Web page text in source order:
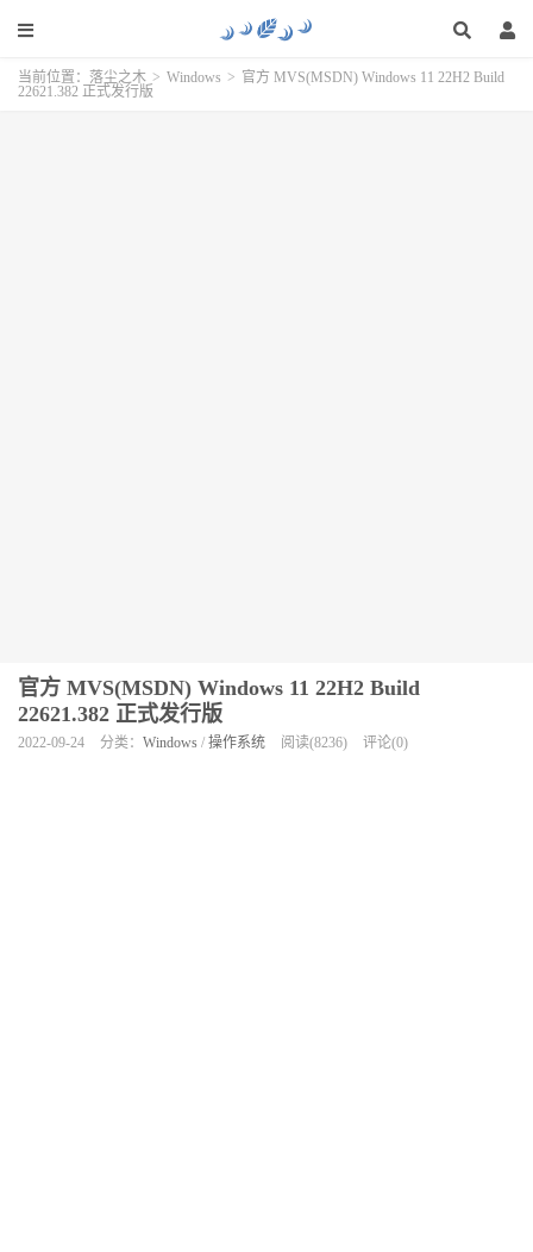
当前位置： 落尘之木 > Windows > 官方 MVS(MSDN) Windows 11 22H2 Build
22621.382 正式发行版
官方 MVS(MSDN) Windows 11 22H2 Build
22621.382 正式发行版
2022-09-24 分类： Windows / 操作系统 阅读(8236) 评论(0)